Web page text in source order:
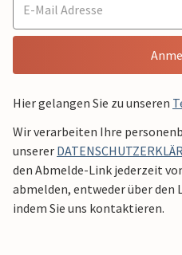
Hier gelangen Sie zu unseren
Wir verarbeiten Ihre
unserer
den Abmelde-Link jederzeit
abmelden, entweder über den
indem Sie uns kontaktieren.